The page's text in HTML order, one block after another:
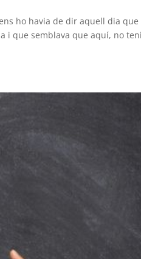
ens ho havia de dir aquell dia
i que semblava que aquí, no